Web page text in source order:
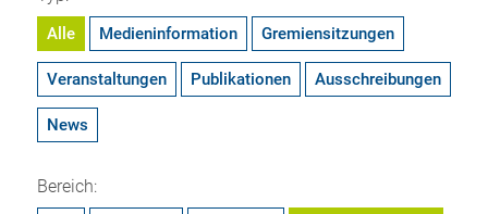
Alle Medieninformation Gremiensitzungen
Veranstaltungen Publikationen Ausschreibungen
News
Bereich: